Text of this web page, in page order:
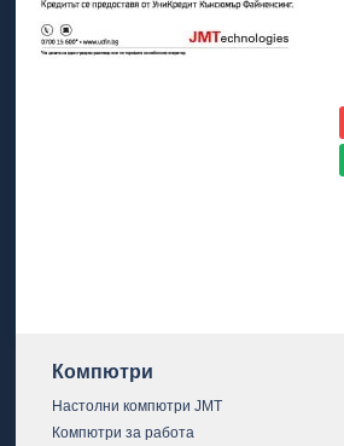
Компютри
Настолни компютри JMT
Компютри за работа